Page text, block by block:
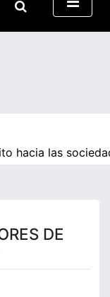
hacia las
DE